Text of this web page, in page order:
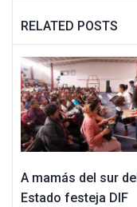
RELATED POSTS
A mamás del sur del
Estado festeja DIF